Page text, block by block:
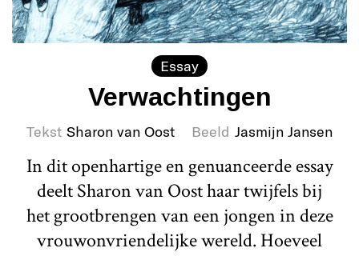
Essay
Verwachtingen
Tekst Sharon van Oost Beeld Jasmijn Jansen
In dit openhartige en genuanceerde essay
deelt Sharon van Oost haar twijfels bij
het grootbrengen van een jongen in deze
vrouwonvriendelijke wereld. Hoeveel